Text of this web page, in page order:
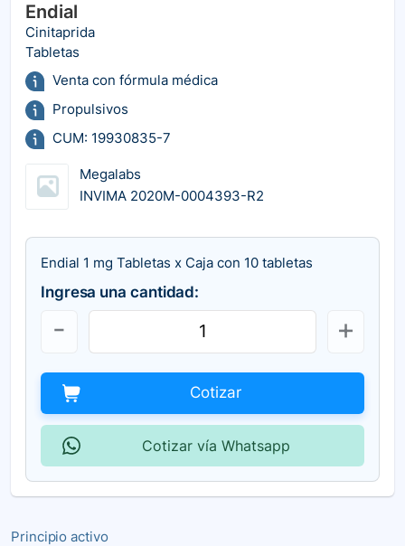
Principio activo
Endial
Cinitaprida
Tabletas
Venta con fórmula médica
Propulsivos
CUM: 19930835-7
Megalabs
INVIMA 2020M-0004393-R2
Endial 1 mg Tabletas x Caja con 10 tabletas
Ingresa una cantidad:
Cotizar
Cotizar vía Whatsapp